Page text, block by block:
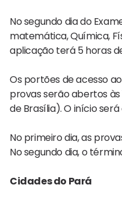
No segundo dia do
matemática, Química,
aplicação terá 5 horas
Os portões de acesso
provas serão abertos às
de Brasília). O início será
No primeiro dia, as
No segundo dia, o
Cidades do Pará